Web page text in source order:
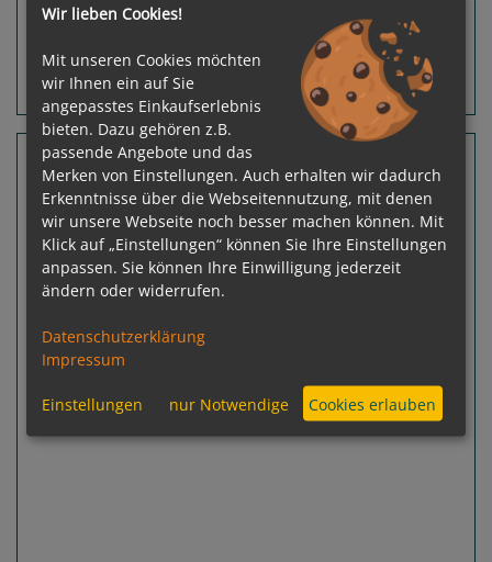
Routeninfos Terminübersicht
14 Nächte Slowenien, Kroatien, Griechenland
AIDAblu
Korfu, Korfu (Ionische Inseln) - Korfu, Korfu
(Ionische Inseln)
Next
Wir lieben Cookies!
Mit unseren Cookies möchten
wir Ihnen ein auf Sie
angepasstes Einkaufserlebnis
bieten. Dazu gehören z.B.
passende Angebote und das
Merken von Einstellungen. Auch erhalten wir dadurch
Erkenntnisse über die Webseitennutzung, mit denen
wir unsere Webseite noch besser machen können. Mit
Klick auf „Einstellungen“ können Sie Ihre Einstellungen
anpassen. Sie können Ihre Einwilligung jederzeit
ändern oder widerrufen.
Datenschutzerklärung
Impressum
Einstellungen nur Notwendige Cookies erlauben